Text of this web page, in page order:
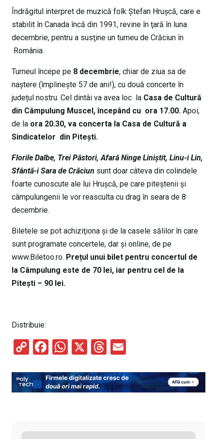
Îndrăgitul interpret de muzică folk Ştefan Hruşcă, care e
stabilit în Canada încă din 1991, revine în ţară în luna
decembrie, pentru a susţine un turneu de Crăciun în
România.
Turneul începe pe 8 decembrie, chiar de ziua sa de
naștere (împlinește 57 de ani!), cu două concerte în
județul nostru. Cel dintâi va avea loc la Casa de Cultură
din Câmpulung Muscel, începând cu ora 17.00. Apoi,
de la ora 20.30, va concerta la Casa de Cultură a
Sindicatelor din Piteşti.
Florile Dalbe, Trei Păstori, Afară Ninge Liniștit, Linu-i Lin,
Sfântă-i Sara de Crăciun sunt doar câteva din colindele
foarte cunoscute ale lui Hrușcă, pe care piteștenii și
câmpulungenii le vor reasculta cu drag în seara de 8
decembrie.
Biletele se pot achiziţiona şi de la casele sălilor în care
sunt programate concertele, dar și online, de pe
www.Biletoo.ro. Prețul unui bilet pentru concertul de
la Câmpulung este de 70 lei, iar pentru cel de la
Pitești – 90 lei.
Distribuie:
C
py
Li
F
ce
b
W
at
s
X
T
e
a
ail